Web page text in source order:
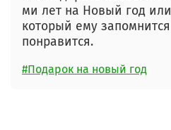
ми лет на Новый год
который ему
понравится.
#Подарок на новый год